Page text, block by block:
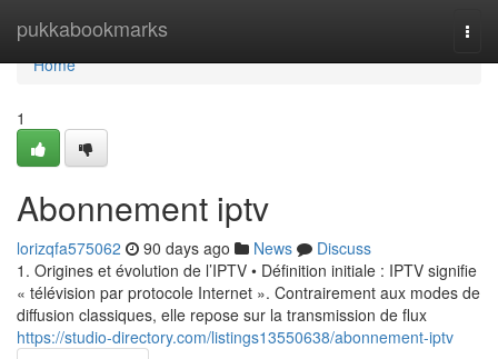
pukkabookmarks
Home
Home
1
Abonnement iptv
lorizqfa575062 90 days ago News
Discuss
1. Origines et évolution de l’IPTV • Définition initiale : IPTV signifie
« télévision par protocole Internet ». Contrairement aux modes de
diffusion classiques, elle repose sur la transmission de flux
https://studio-directory.com/listings13550638/abonnement-iptv